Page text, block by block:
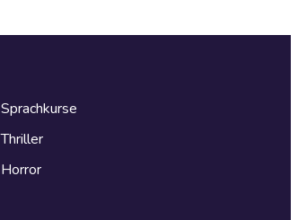
Sprachkurse
Thriller
Horror